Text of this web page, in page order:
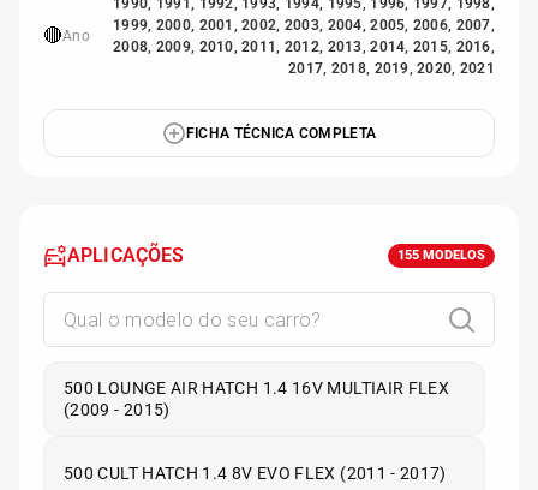
🔴Ano
1990, 1991, 1992, 1993, 1994, 1995, 1996, 1997, 1998,
1999, 2000, 2001, 2002, 2003, 2004, 2005, 2006, 2007,
2008, 2009, 2010, 2011, 2012, 2013, 2014, 2015, 2016,
2017, 2018, 2019, 2020, 2021
FICHA TÉCNICA COMPLETA
APLICAÇÕES 155 MODELOS
500 LOUNGE AIR HATCH 1.4 16V MULTIAIR FLEX
(2009 - 2015)
500 CULT HATCH 1.4 8V EVO FLEX (2011 - 2017)